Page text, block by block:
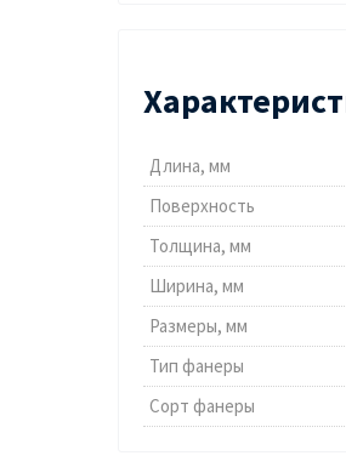
Длина, мм
Поверхность
Толщина, мм
Ширина, мм
Размеры, мм
Тип фанеры
Сорт фанеры